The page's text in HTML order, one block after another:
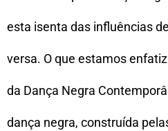
esta isenta das influências
versa. O que estamos
da Dança Negra
dança negra, construída